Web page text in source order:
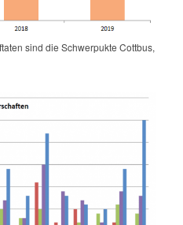
sind die Schwerpukte Cottbus,